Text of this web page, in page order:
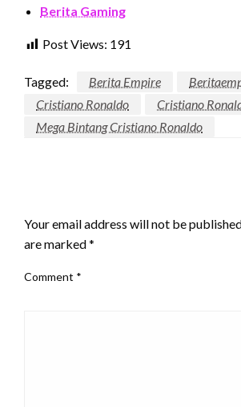
Berita Gaming
Post Views: 191
Tagged: Berita Empire
Cristiano Ronaldo
Cristiano
Mega Bintang Cristiano Ronaldo
Your email address will not be
are marked*
Comment *